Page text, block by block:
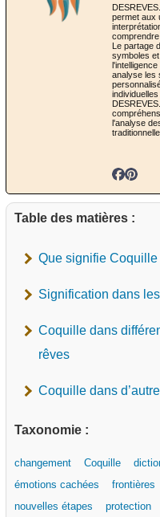
permet aux
Le partage
symboles
analyse les
l'analyse
Table des matières :
Que signifie
Signification dans
Coquille dans
rêves
Coquille dans
Taxonomie :
changement Coquille
émotions cachées
frontières
nouvelles étapes
protection